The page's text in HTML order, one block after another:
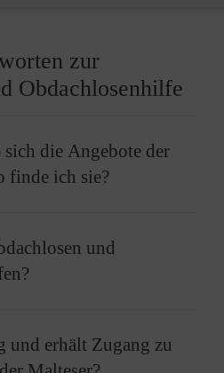
zur
Obdachlosenhilfe
die Angebote der
finde ich sie?
stehen allen
unserer Gesellschaft
Personen mit
Alleinerziehende
die Nutzung unserer
und
über ehrenamtliche
Gerade in der
und erhält Zugang zu